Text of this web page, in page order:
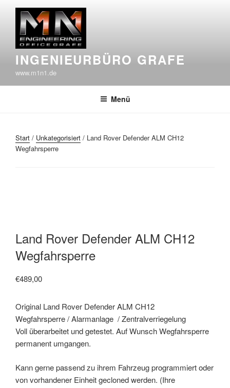
springen
INGENIEURBÜRO GRAFE
www.m1n1.de
Menü
Start / Unkategorisiert / Land Rover Defender ALM CH12
Wegfahrsperre
Land Rover Defender ALM CH12
Wegfahrsperre
€489,00
Original Land Rover Defender ALM CH12
Wegfahrsperre / Alarmanlage / Zentralverriegelung
Voll überarbeitet und getestet. Auf Wunsch Wegfahrsperre
permanent umgangen.
Kann gerne passend zu ihrem Fahrzeug programmiert oder
von vorhandener Einheit gecloned werden. (Ihre